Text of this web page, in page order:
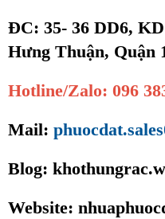
ĐC: 35- 36 DD6,
Hưng Thuận, Quận
Hotline/Zalo: 096
Mail:
Blog:
Website: